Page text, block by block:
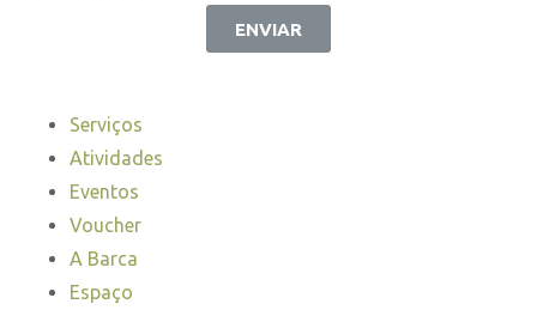
ENVIAR
Serviços
Atividades
Eventos
Voucher
A Barca
Espaço